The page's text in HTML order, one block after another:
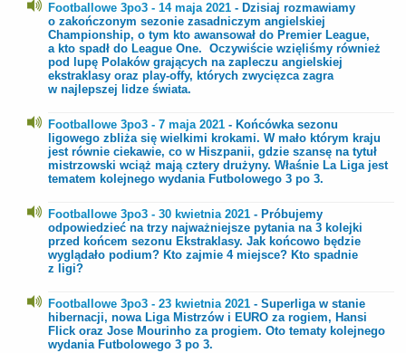
Footballowe 3po3 - 14 maja 2021 - Dzisiaj rozmawiamy
o zakończonym sezonie zasadniczym angielskiej
Championship, o tym kto awansował do Premier League,
a kto spadł do League One. Oczywiście wzięliśmy również
pod lupę Polaków grających na zapleczu angielskiej
ekstraklasy oraz play-offy, których zwycięzca zagra
w najlepszej lidze świata.
Footballowe 3po3 - 7 maja 2021 - Końcówka sezonu
ligowego zbliża się wielkimi krokami. W mało którym kraju
jest równie ciekawie, co w Hiszpanii, gdzie szansę na tytuł
mistrzowski wciąż mają cztery drużyny. Właśnie La Liga jest
tematem kolejnego wydania Futbolowego 3 po 3.
Footballowe 3po3 - 30 kwietnia 2021 - Próbujemy
odpowiedzieć na trzy najważniejsze pytania na 3 kolejki
przed końcem sezonu Ekstraklasy. Jak końcowo będzie
wyglądało podium? Kto zajmie 4 miejsce? Kto spadnie
z ligi?
Footballowe 3po3 - 23 kwietnia 2021 - Superliga w stanie
hi bernacji, nowa Liga Mistrzów i EURO za rogiem, Hansi
Flick oraz Jose Mourinho za progiem. Oto tematy kolejnego
wydania Futbolowego 3 po 3.